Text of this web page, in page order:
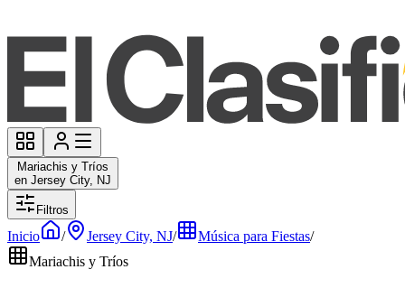
Mariachis y Tríos
en Jersey City, NJ
Filtros
Inicio / Jersey City, NJ/ Música para Fiestas/
Mariachis y Tríos